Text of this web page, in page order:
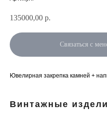
135000,00 р.
Связаться с
Ювелирная закрепка камней +
Винтажные